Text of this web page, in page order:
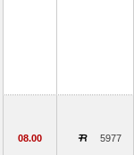
08.00 5977